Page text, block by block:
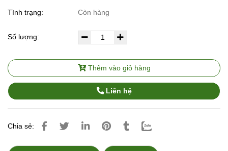
Tình trạng: Còn hàng
Số lượng:
Thêm vào giỏ hàng
Liên hệ
Chia sẻ: